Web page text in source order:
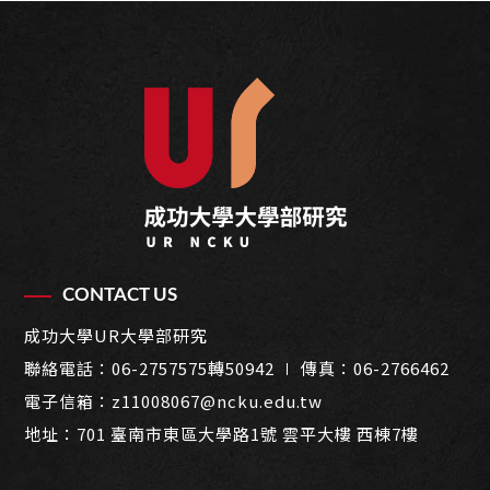
CONTACT US
成功大學UR大學部研究
聯絡電話：06-2757575轉50942 ∣ 傳真：06-2766462
電子信箱： z11008067@ncku.edu.tw
地址： 701 臺南市東區大學路1號 雲平大樓 西棟7樓